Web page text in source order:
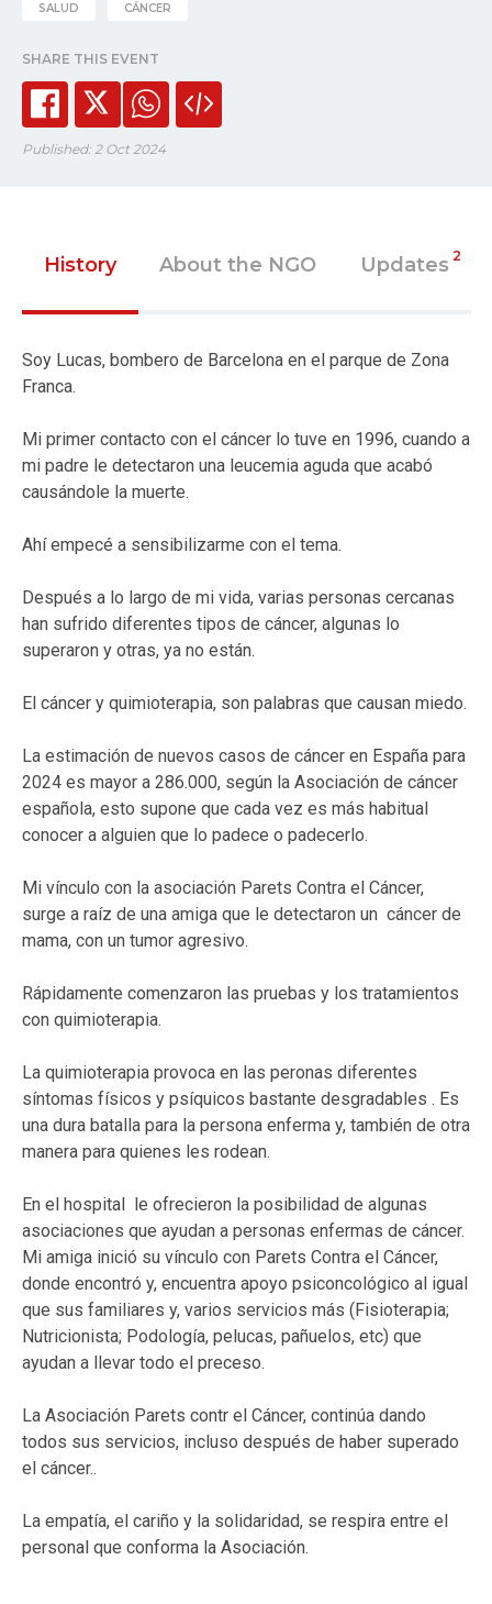
SALUD CÁNCER
SHARE THIS EVENT
Published: 2 Oct 2024
History About the NGO Updates 2
Soy Lucas, bombero de Barcelona en el parque de Zona
Franca.
Mi primer contacto con el cáncer lo tuve en 1996, cuando a
mi padre le detectaron una leucemia aguda que acabó
causándole la muerte.
Ahí empecé a sensibilizarme con el tema.
Después a lo largo de mi vida, varias personas cercanas
han sufrido diferentes tipos de cáncer, algunas lo
superaron y otras, ya no están.
El cáncer y quimioterapia, son palabras que causan miedo.
La estimación de nuevos casos de cáncer en España para
2024 es mayor a 286.000, según la Asociación de cáncer
española, esto supone que cada vez es más habitual
conocer a alguien que lo padece o padecerlo.
Mi vínculo con la asociación Parets Contra el Cáncer,
surge a raíz de una amiga que le detectaron un cáncer de
mama, con un tumor agresivo.
Rápidamente comenzaron las pruebas y los tratamientos
con quimioterapia.
La quimioterapia provoca en las peronas diferentes
síntomas físicos y psíquicos bastante desgradables . Es
una dura batalla para la persona enferma y, también de otra
manera para quienes les rodean.
En el hospital le ofrecieron la posibilidad de algunas
asociaciones que ayudan a personas enfermas de cáncer.
Mi amiga inició su vínculo con Parets Contra el Cáncer,
donde encontró y, encuentra apoyo psiconcológico al igual
que sus familiares y, varios servicios más (Fisioterapia;
Nutricionista; Podología, pelucas, pañuelos, etc) que
ayudan a llevar todo el preceso.
La Asociación Parets contr el Cáncer, continúa dando
todos sus servicios, incluso después de haber superado
el cáncer..
La empatía, el cariño y la solidaridad, se respira entre el
personal que conforma la Asociación.